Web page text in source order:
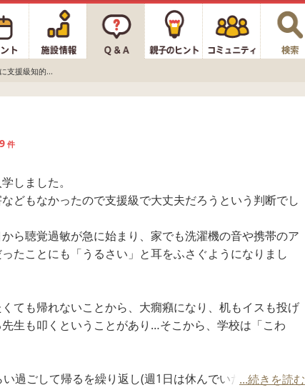
支援級知的...
9 件
しました。
どもなかったので支援級で大丈夫だろうという判断でし
ら聴覚過敏が急に始まり、家でも洗濯機の音や携帯のア
たことにも「うるさい」と耳をふさぐようになりまし
ても帰れないことから、大癇癪になり、机もイスも投げ
生も叩くということがあり…そこから、学校は「こわ
過ごして帰るを繰り返し(週1日は休んでいた)、...続きを読む